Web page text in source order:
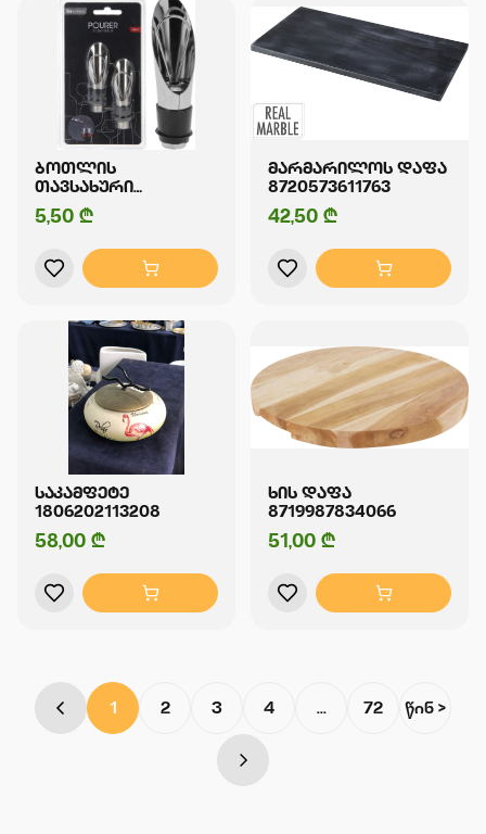
ᲑᲝᲗᲚᲘᲡ
ᲗᲐᲕᲡᲐᲮᲣᲠᲘ
8718158559333
5,50 ₾
ᲛᲐᲠᲛᲐᲠᲘᲚᲝᲡ ᲓᲐᲤᲐ
8720573611763
42,50 ₾
ᲡᲐᲙᲐᲛᲤᲔᲢᲔ
1806202113208
58,00 ₾
ᲮᲘᲡ ᲓᲐᲤᲐ
8719987834066
51,00 ₾
1 2 3 4 ... 72 წინ >